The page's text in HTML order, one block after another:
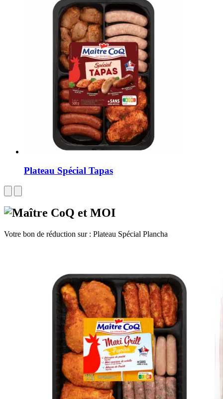
Plateau Spécial Tapas
Votre bon de réduction sur : Plateau Spécial Plancha